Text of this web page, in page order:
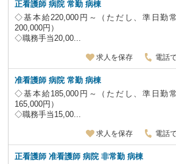
正看護師 病院 常勤 病棟
◇基本給220,000円～（ただし、準日勤
200,000円）
◇職務手当20,00...
求人を保存 電話
准看護師 病院 常勤 病棟
◇基本給185,000円～（ただし、準日勤
165,000円）
◇職務手当15,00...
求人を保存 電話
正看護師 准看護師 病院 非常勤 病棟